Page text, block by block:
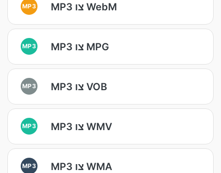
MP3 MP3 צו WebM
MP3 MP3 צו MPG
MP3 MP3 צו VOB
MP3 MP3 צו WMV
MP3 MP3 צו WMA